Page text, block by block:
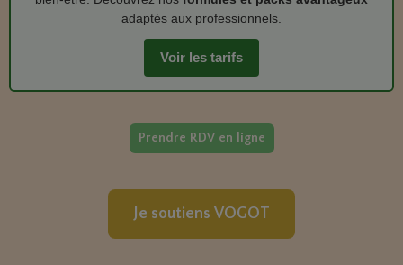
adaptés aux professionnels.
Voir les tarifs
Prendre RDV en ligne
Je soutiens VOGOT